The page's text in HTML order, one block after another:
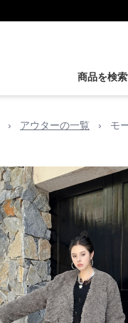
商品を検
› アウターの一覧 › モ